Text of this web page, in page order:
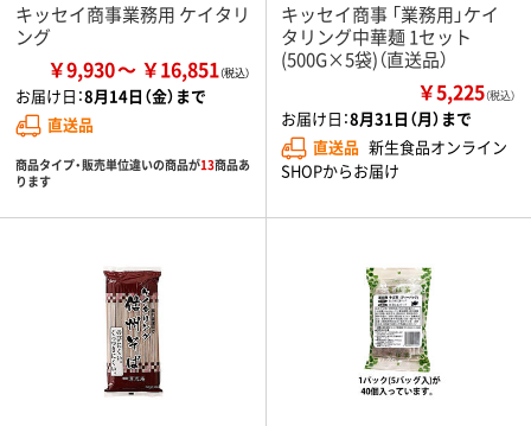
キッセイ商事業務用 ケイタリ
ング
￥9,930 ￥16,851
お届け日：8月14日（金）まで
直送品
商品タイプ・販売単位違いの商品が13商品あ
ります
キッセイ商事 「業務用」ケイ
タリング中華麺 1セット
(500G×5袋)（直送品）
￥5,225（税込）
お届け日：8月31日（月）まで
直送品 新生食品オンライン
SHOPからお届け